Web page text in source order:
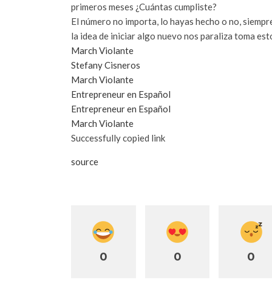
primeros meses ¿Cuántas cumpliste?
El número no importa, lo hayas hecho o no,
la idea de iniciar algo nuevo nos paraliza toma
March Violante
Stefany Cisneros
March Violante
Entrepreneur en Español
Entrepreneur en Español
March Violante
Successfully copied link
source
0 0 0